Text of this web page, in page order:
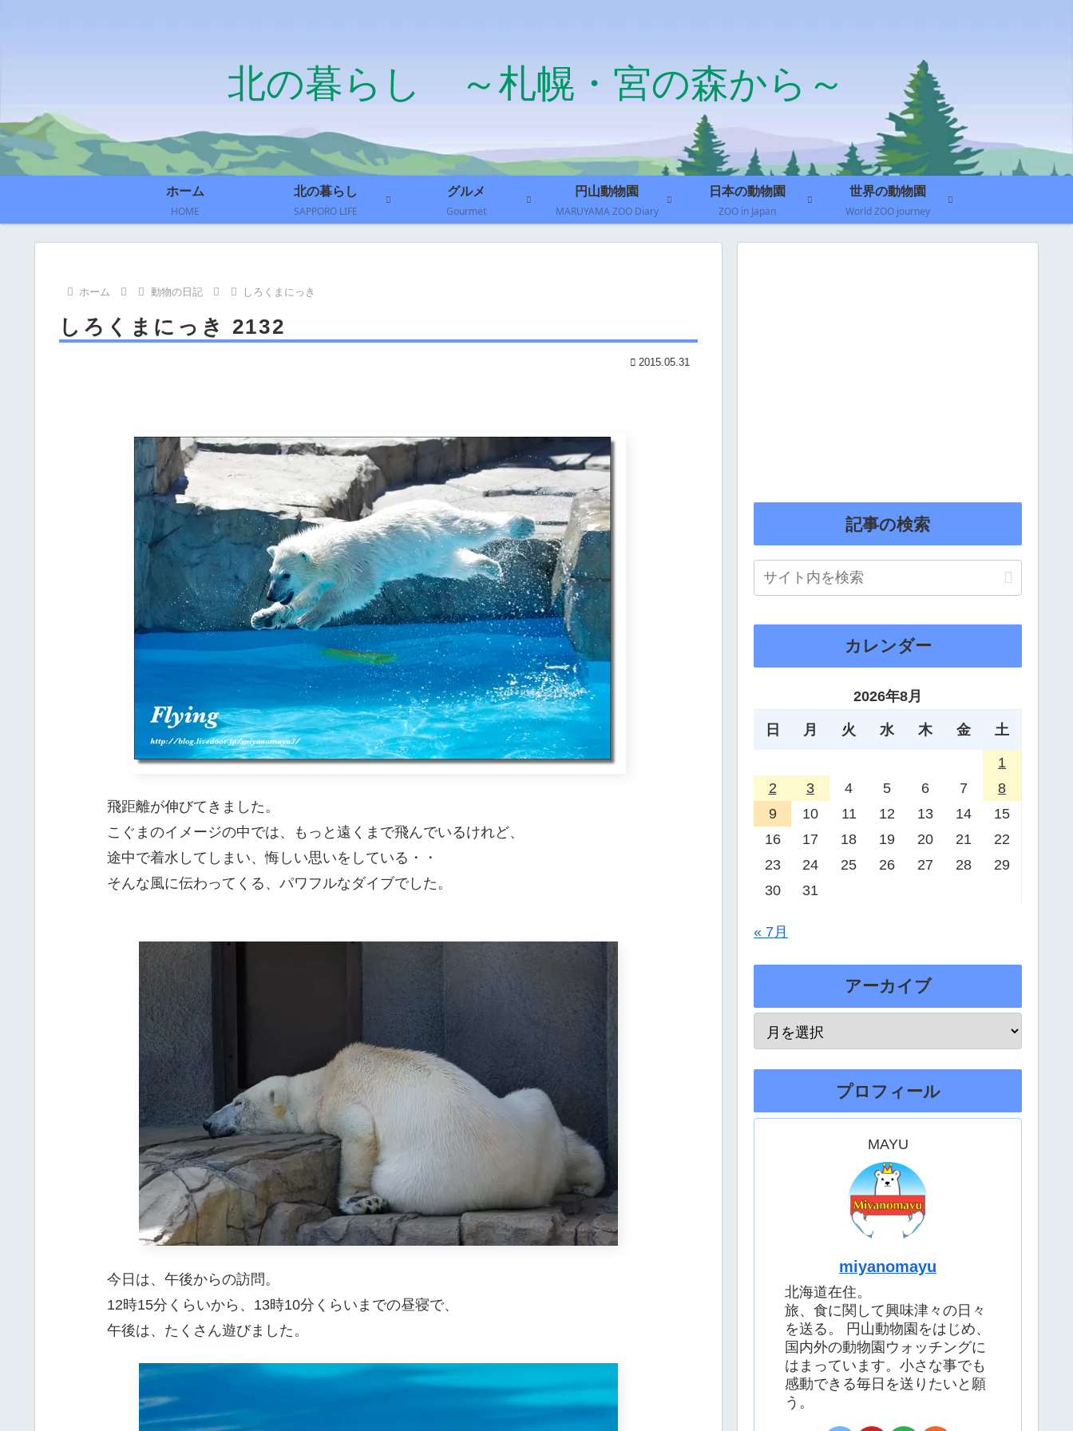
北の暮らし ～札幌・宮の森から～
ホーム
HOME
北の暮らし
SAPPORO LIFE
グルメ
Gourmet
円山動物園
MARUYAMA ZOO Diary
日本の動物園
ZOO in Japan
世界の動物園
World ZOO journey
ホーム 動物の日記 しろくまにっき
しろくまにっき 2132
2015.05.31
飛距離が伸びてきました。
こぐまのイメージの中では、もっと遠くまで飛んでいるけれど、
途中で着水してしまい、悔しい思いをしている・・
そんな風に伝わってくる、パワフルなダイブでした。
今日は、午後からの訪問。
12時15分くらいから、13時10分くらいまでの昼寝で、
午後は、たくさん遊びました。
記事の検索
カレンダー
2026年8月
日 月 火 水 木 金 土
1
2
3 4 5 6 7
8
9
10 11 12 13 14
15
16
17 18 19 20 21
22
23
24 25 26 27 28
29
30
31
« 7月
アーカイブ
プロフィール
MAYU
miyanomayu
北海道在住。
旅、食に関して興味津々の日々
を送る。 円山動物園をはじめ、
国内外の動物園ウォッチングに
はまっています。小さな事でも
感動できる毎日を送りたいと願
う。